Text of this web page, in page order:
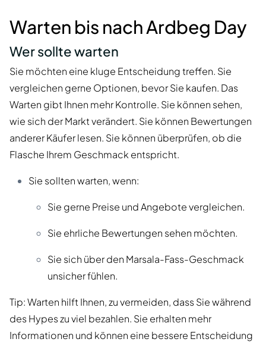
Warten bis nach Ardbeg Day
Wer sollte warten
Sie möchten eine kluge Entscheidung treffen. Sie
vergleichen gerne Optionen, bevor Sie kaufen. Das
Warten gibt Ihnen mehr Kontrolle. Sie können sehen,
wie sich der Markt verändert. Sie können Bewertungen
anderer Käufer lesen. Sie können überprüfen, ob die
Flasche Ihrem Geschmack entspricht.
Sie sollten warten, wenn:
Sie gerne Preise und Angebote vergleichen.
Sie ehrliche Bewertungen sehen möchten.
Sie sich über den Marsala-Fass-Geschmack
unsicher fühlen.
Tip: Warten hilft Ihnen, zu vermeiden, dass Sie während
des Hypes zu viel bezahlen. Sie erhalten mehr
Informationen und können eine bessere Entscheidung